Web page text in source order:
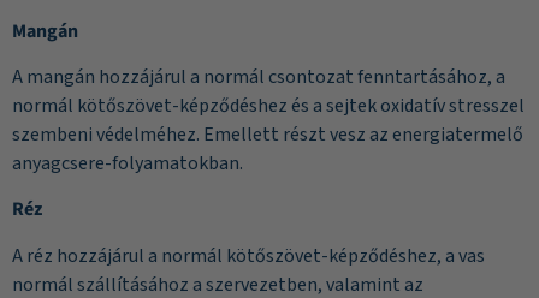
Mangán
A mangán hozzájárul a normál csontozat fenntartásához, a
normál kötőszövet-képződéshez és a sejtek oxidatív stresszel
szembeni védelméhez. Emellett részt vesz az energiatermelő
anyagcsere-folyamatokban.
Réz
A réz hozzájárul a normál kötőszövet-képződéshez, a vas
normál szállításához a szervezetben, valamint az